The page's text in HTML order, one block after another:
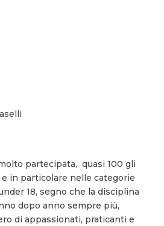
partecipata, quasi 100 gli
in particolare nelle categorie
18, segno che la disciplina
dopo anno sempre più,
di appassionati, praticanti e